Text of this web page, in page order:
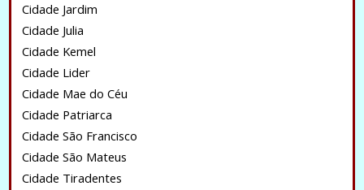
Cidade Jardim
Cidade Julia
Cidade Kemel
Cidade Lider
Cidade Mae do Céu
Cidade Patriarca
Cidade São Francisco
Cidade São Mateus
Cidade Tiradentes